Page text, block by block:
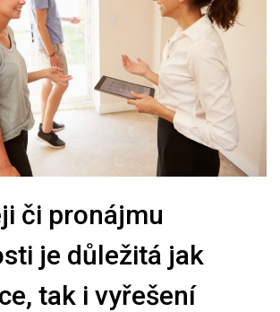
či pronájmu
je důležitá jak
tak i vyřešení